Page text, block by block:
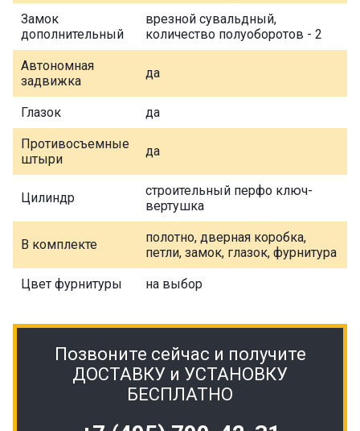
Замок
дополнительный
врезной сувальдный,
количество полуоборотов - 2
Автономная
задвижка
да
Глазок да
Противосъемные
штыри
да
Цилиндр
строительный перфо ключ-
вертушка
В комплекте
полотно, дверная коробка,
петли, замок, глазок, фурнитура
Цвет фурнитуры на выбор
Позвоните сейчас и получите
ДОСТАВКУ и УСТАНОВКУ
БЕСПЛАТНО